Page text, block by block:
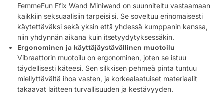
FemmeFun Ffix Wand Miniwand on suunniteltu vastaamaan
kaikkiin seksuaalisiin tarpeisiisi. Se soveltuu erinomaisesti
käytettäväksi sekä yksin että yhdessä kumppanin kanssa,
niin yhdynnän aikana kuin itsetyydytyksessäkin.
Ergonominen ja käyttäjäystävällinen muotoilu
Vibraattorin muotoilu on ergonominen, joten se istuu
täydellisesti käteesi. Sen silkkisen pehmeä pinta tuntuu
miellyttävältä ihoa vasten, ja korkealaatuiset materiaalit
takaavat laitteen turvallisuuden ja kestävyyden.